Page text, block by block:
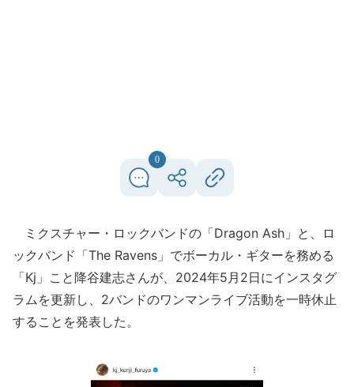
0
ミクスチャー・ロックバンドの「Dragon Ash」と、ロ
ックバンド「The Ravens」でボーカル・ギターを務める
「Kj」こと降谷建志さんが、2024年5月2日にインスタグ
ラムを更新し、2バンドのワンマンライブ活動を一時休止
することを発表した。